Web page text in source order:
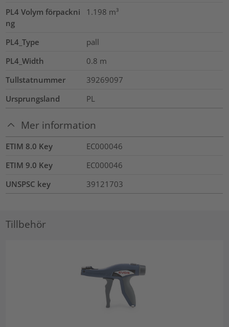
PL4 Volym förpackni
ng
1.198 m³
PL4_Type
pall
PL4_Width
0.8 m
Tullstatnummer
39269097
Ursprungsland
PL
Mer information
ETIM 8.0 Key
EC000046
ETIM 9.0 Key
EC000046
UNSPSC key
39121703
Tillbehör